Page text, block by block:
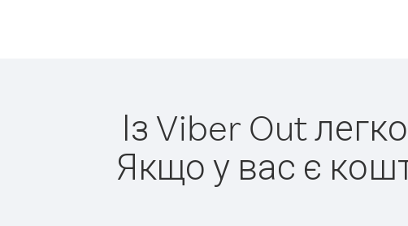
Із Viber Out
Якщо у вас є